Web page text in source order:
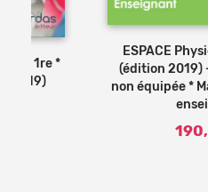
1re *
2019)
ESPACE
(édition 2019)
non équipée *